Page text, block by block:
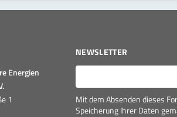
Energien
1
NEWSLETTER
E-Mail*
Mit dem Absenden dieses
Speicherung Ihrer Daten